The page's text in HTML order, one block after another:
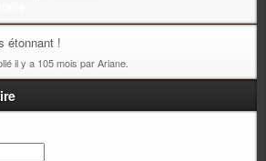
étonnant !
il y a 105 mois par Ariane.